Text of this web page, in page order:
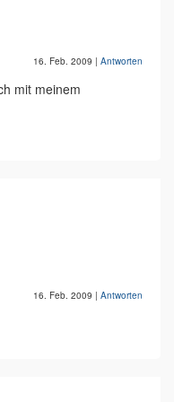
16. Feb. 2009 | Antworten
mit meinem
16. Feb. 2009 | Antworten